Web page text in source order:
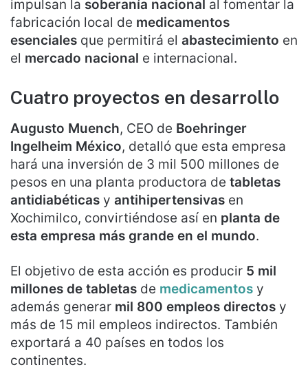
impulsan la soberanía nacional al fomentar la
fabricación local de medicamentos
esenciales que permitirá el abastecimiento en
el mercado nacional e internacional.
Cuatro proyectos en desarrollo
Augusto Muench, CEO de Boehringer
Ingelheim México, detalló que esta empresa
hará una inversión de 3 mil 500 millones de
pesos en una planta productora de tabletas
antidiabéticas y antihipertensivas en
Xochimilco, convirtiéndose así en planta de
esta empresa más grande en el mundo.
El objetivo de esta acción es producir 5 mil
millones de tabletas de medicamentos y
además generar mil 800 empleos directos y
más de 15 mil empleos indirectos. También
exportará a 40 países en todos los
continentes.